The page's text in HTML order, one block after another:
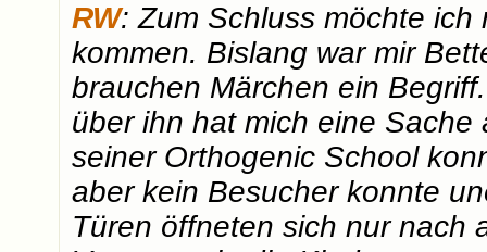
RW: Zum Schluss möchte
kommen. Bislang war mir
brauchen Märchen ein
über ihn hat mich eine
seiner Orthogenic School
aber kein Besucher konnte
Türen öffneten sich nur nach